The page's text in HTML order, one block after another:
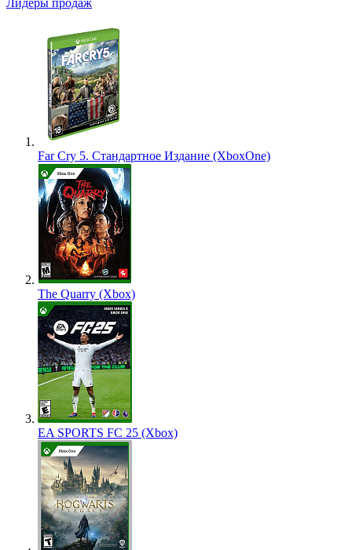
Лидеры продаж
Far Cry 5. Стандартное Издание (XboxOne)
The Quarry (Xbox)
EA SPORTS FC 25 (Xbox)